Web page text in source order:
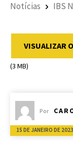
Notícias IBS
VISUALIZAR
(3 MB)
Por
15 DE JANEIRO DE 2023